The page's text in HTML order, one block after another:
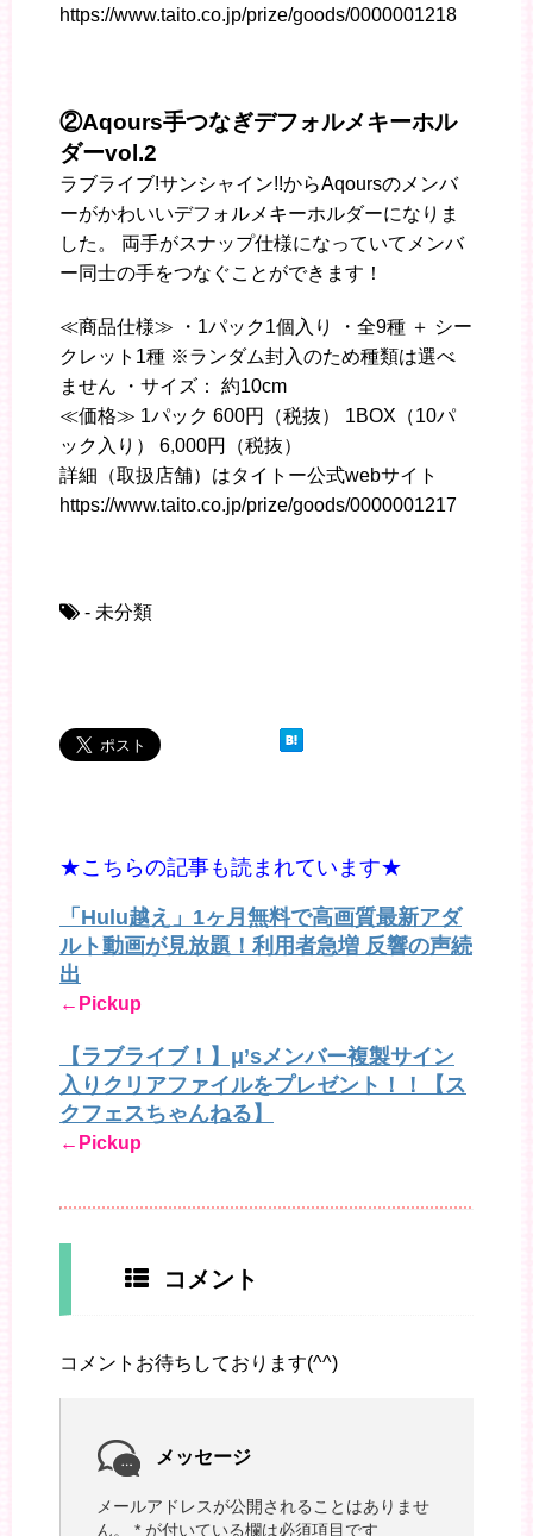
https://www.taito.co.jp/prize/goods/0000001218
②Aqours手つなぎデフォルメキーホル
ダーvol.2
ラブライブ!サンシャイン!!からAqoursのメンバ
ーがかわいいデフォルメキーホルダーになりま
した。 両手がスナップ仕様になっていてメンバ
ー同士の手をつなぐことができます！
≪商品仕様≫ ・1パック1個入り ・全9種 ＋ シー
クレット1種 ※ランダム封入のため種類は選べ
ません ・サイズ： 約10cm
≪価格≫ 1パック 600円（税抜） 1BOX（10パ
ック入り） 6,000円（税抜）
詳細（取扱店舗）はタイトー公式webサイト
https://www.taito.co.jp/prize/goods/0000001217
- 未分類
★こちらの記事も読まれています★
「Hulu越え」1ヶ月無料で高画質最新アダ
ルト動画が見放題！利用者急増 反響の声続
出
←Pickup
【ラブライブ！】μ’sメンバー複製サイン
入りクリアファイルをプレゼント！！【ス
クフェスちゃんねる】
←Pickup
コメント
コメントお待ちしております(^^)
メッセージ
メールアドレスが公開されることはありませ
ん。
* が付いている欄は必須項目です